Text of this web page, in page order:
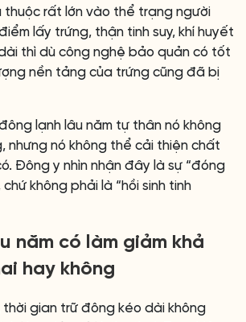
thuộc rất lớn vào thể trạng người
lấy trứng, thận tinh suy, khí huyết
thì dù công nghệ bảo quản có tốt
nền tảng của trứng cũng đã bị
lạnh lâu năm tự thân nó không
nhưng nó không thể cải thiện chất
Đông y nhìn nhận đây là sự “đóng
không phải là “hồi sinh tinh
năm có làm giảm khả
hay không
gian trữ đông kéo dài không